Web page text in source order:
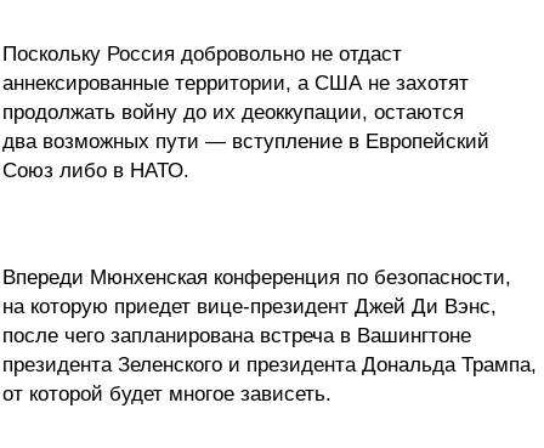
Поскольку Россия добровольно не отдаст
аннексированные территории, а США не захотят
продолжать войну до их деоккупации, остаются
два возможных пути — вступление в Европейский
Союз либо в НАТО.
Впереди Мюнхенская конференция по безопасности,
на которую приедет вице-президент Джей Ди Вэнс,
после чего запланирована встреча в Вашингтоне
президента Зеленского и президента Дональда Трампа,
от которой будет многое зависеть.